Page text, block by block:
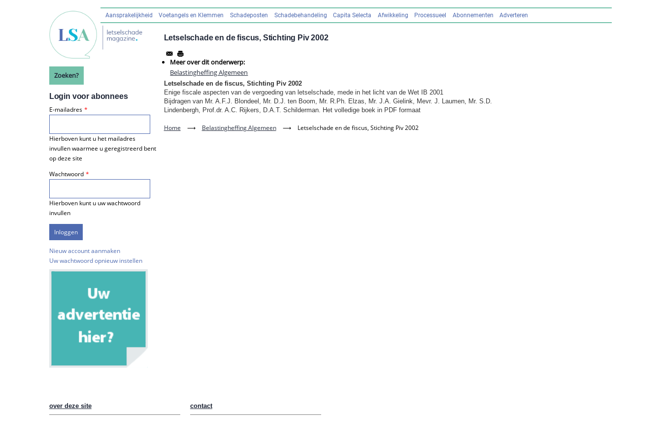
Hoofdnavigatie
Aansprakelijkheid Voetangels en Klemmen Schadeposten Schadebehandeling Capita Selecta Afwikkeling Processueel Abonnementen Adverteren
Letselschade en de fiscus, Stichting Piv 2002
Meer over dit onderwerp:
Belastingheffing Algemeen
Letselschade en de fiscus, Stichting Piv 2002
Enige fiscale aspecten van de vergoeding van letselschade, mede in het licht van de Wet IB 2001
Bijdragen van Mr. A.F.J. Blondeel, Mr. D.J. ten Boom, Mr. R.Ph. Elzas, Mr. J.A. Gielink, Mevr. J. Laumen, Mr. S.D.
Lindenbergh, Prof.dr. A.C. Rijkers, D.A.T. Schilderman. Het volledige boek in PDF formaat
Home ⟶ Belastingheffing Algemeen ⟶ Letselschade en de fiscus, Stichting Piv 2002
Zoeken?
Login voor abonnees
E-mailadres
Hierboven kunt u het mailadres
invullen waarmee u geregistreerd bent
op deze site
Wachtwoord
Hierboven kunt u uw wachtwoord
invullen
Nieuw account aanmaken
Uw wachtwoord opnieuw instellen
over deze site contact